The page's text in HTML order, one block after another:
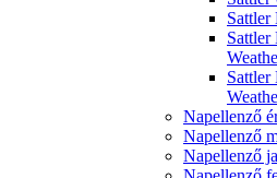
Sattler
Sattler
Sattler
Napellenző
Napellenző
Napellenző